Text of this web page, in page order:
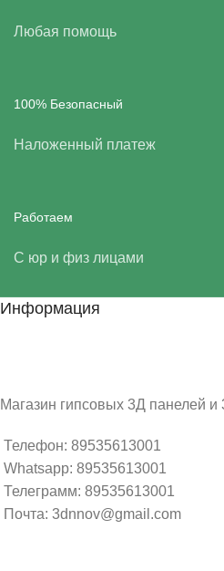
Любая помощь
100% Безопасный
Наложенный платеж
Работаем
С юр и физ лицами
Информация
Магазин гипсовых 3Д панелей и
Телефон: 89535613001
Whatsapp: 89535613001
Телеграмм: 89535613001
Почта: 3dnnov@gmail.com